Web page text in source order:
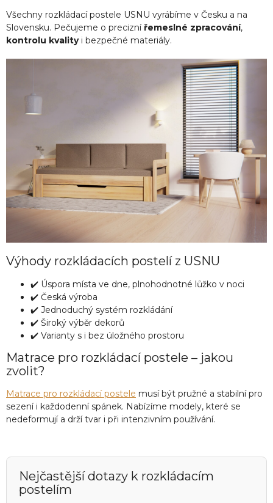
Všechny rozkládací postele USNU vyrábíme v Česku a na
Slovensku. Pečujeme o preciznířemeslné zpracování,
kontrolu kvalityi bezpečné materiály.
Výhody rozkládacích postelí z USNU
✔️ Úspora místa ve dne, plnohodnotné lůžko v noci
✔️ Česká výroba
✔️ Jednoduchý systém rozkládání
✔️ Široký výběr dekorů
✔️ Varianty s i bez úložného prostoru
Matrace pro rozkládací postele – jakou
zvolit?
Matrace pro rozkládací postele musí být pružné a stabilní pro
sezení i každodenní spánek. Nabízíme modely, které se
nedeformují a drží tvar i při intenzivním používání.
Nejčastější dotazy k rozkládacím
postelím